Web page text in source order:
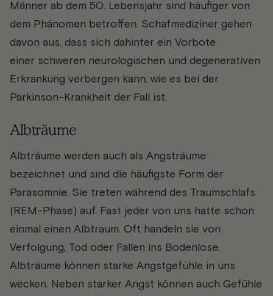
Männer ab dem 50. Lebensjahr sind häufiger von
dem Phänomen betroffen. Schafmediziner gehen
davon aus, dass sich dahinter ein Vorbote
einer schweren neurologischen und degenerativen
Erkrankung verbergen kann, wie es bei der
Parkinson-Krankheit der Fall ist.
Albträume
Albträume werden auch als Angsträume
bezeichnet und sind die häufigste Form der
Parasomnie. Sie treten während des Traumschlafs
(REM-Phase) auf. Fast jeder von uns hatte schon
einmal einen Albtraum. Oft handeln sie von
Verfolgung, Tod oder Fallen ins Bodenlose.
Albträume können starke Angstgefühle in uns
wecken. Neben starker Angst können auch Gefühle